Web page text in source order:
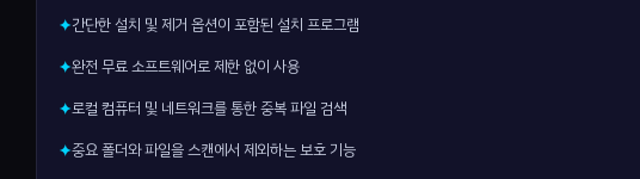
✦간단한 설치 및 제거 옵션이 포함된 설치 프로그램
✦완전 무료 소프트웨어로 제한 없이 사용
✦로컬 컴퓨터 및 네트워크를 통한 중복 파일 검색
✦중요 폴더와 파일을 스캔에서 제외하는 보호 기능